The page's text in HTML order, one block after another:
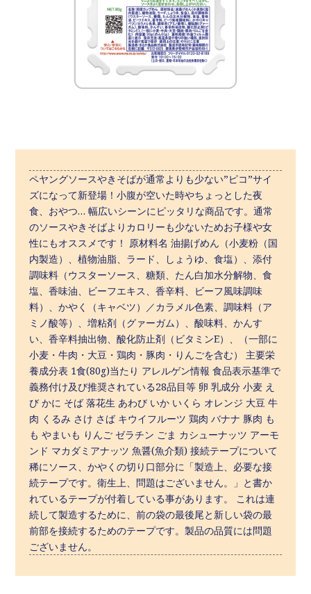
ペヤングソースやきそばが通常よりも少ない”ピコ”サイ
ズになって新登場！小腹が空いた時やちょっとした夜
食、おやつ… 幅広いシーンにピッタリな商品です。通常
のソースやきそばよりカロリーも少ないためお子様や女
性にもオススメです！ 原材料名 油揚げめん（小麦粉（国
内製造）、植物油脂、ラード、しょうゆ、食塩）、添付
調味料（ウスターソース、糖類、たん白加水分解物、食
塩、香味油、ビーフエキス、香辛料、ビーフ風味調味
料）、かやく（キャベツ）／カラメル色素、調味料（ア
ミノ酸等）、増粘剤（グァーガム）、酸味料、かんす
い、香辛料抽出物、酸化防止剤（ビタミンE）、（一部に
小麦・牛肉・大豆・鶏肉・豚肉・りんごを含む） 主要栄
養成分表 1食(80g)当たり アレルゲン情報 食品表示基準で
義務付け及び推奨されている28品目等 卵 乳成分 小麦 え
び かに そば 落花生 あわび いか いくら オレンジ 大豆 牛
肉 くるみ さけ さば キウイフルーツ 鶏肉 バナナ 豚肉 も
も やまいも りんご ゼラチン ごま カシューナッツ アーモ
ンド マカダミアナッツ 魚醤(魚介類) 接続テープについて
稀にソース、かやくの切り口部分に「製造上、必要な接
続テープです。衛生上、問題はございません。」と書か
れているテープが付着している事があります。 これは連
続して製造するために、前の袋の最後尾と新しい袋の最
前部を接続するためのテープです。製品の品質には問題
ございません。